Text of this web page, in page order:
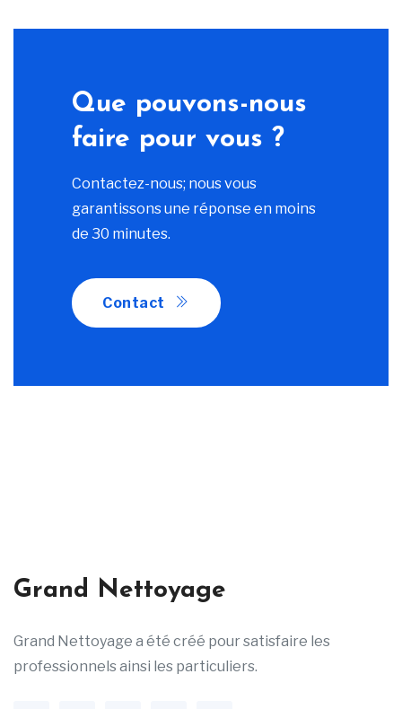
Que pouvons-nous
faire pour vous ?
Contactez-nous; nous vous
garantissons une réponse en moins
de 30 minutes.
Contact
Grand Nettoyage
Grand Nettoyage a été créé pour satisfaire les
professionnels ainsi les particuliers.